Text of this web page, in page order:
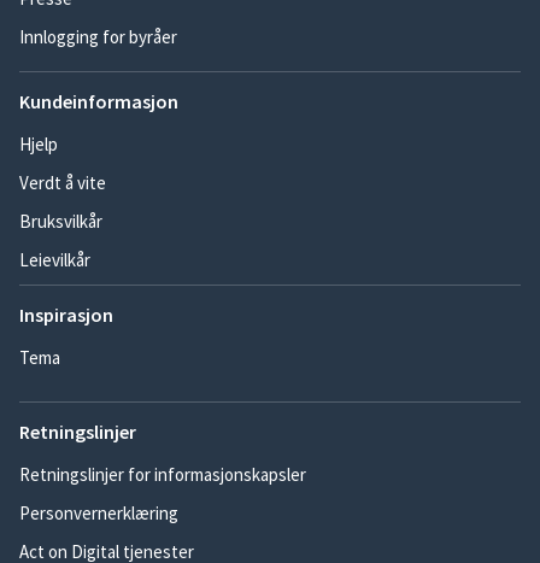
Innlogging for byråer
Kundeinformasjon
Hjelp
Verdt å vite
Bruksvilkår
Leievilkår
Inspirasjon
Tema
Retningslinjer
Retningslinjer for informasjonskapsler
Personvernerklæring
Act on Digital tjenester